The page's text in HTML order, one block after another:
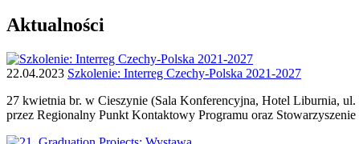
Aktualności
22.04.2023 Szkolenie: Interreg Czechy-Polska 2021-2027
27 kwietnia br. w Cieszynie (Sala Konferencyjna, Hotel Liburnia,
przez Regionalny Punkt Kontaktowy Programu oraz